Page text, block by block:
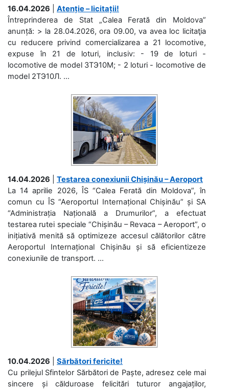
16.04.2026
Atenție – licitații!
Întreprinderea de Stat „Calea Ferată din Moldova”
anunță: > la 28.04.2026, ora 09.00, va avea loc licitaţia
cu reducere privind comercializarea a 21 locomotive,
expuse în 21 de loturi, inclusiv: - 19 de loturi -
locomotive de model 3ТЭ10М; - 2 loturi - locomotive de
model 2ТЭ10Л. ...
14.04.2026
Testarea conexiunii Chișinău – Aeroport
La 14 aprilie 2026, ÎS “Calea Ferată din Moldova”, în
comun cu ÎS “Aeroportul Internațional Chișinău” și SA
“Administrația Națională a Drumurilor”, a efectuat
testarea rutei speciale “Chișinău – Revaca – Aeroport”, o
inițiativă menită să optimizeze accesul călătorilor către
Aeroportul Internațional Chișinău și să eficientizeze
conexiunile de transport. ...
10.04.2026
Sărbători fericite!
Cu prilejul Sfintelor Sărbători de Paște, adresez cele mai
sincere și călduroase felicitări tuturor angajaților,